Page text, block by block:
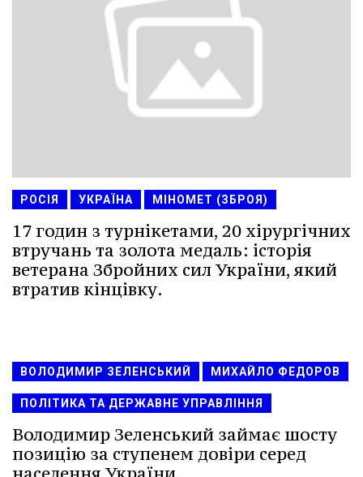
РОСІЯ УКРАЇНА МІНОМЕТ (ЗБРОЯ)
17 годин з турнікетами, 20 хірургічних
втручань та золота медаль: історія
ветерана Збройних сил України, який
втратив кінцівку.
ВОЛОДИМИР ЗЕЛЕНСЬКИЙ МИХАЙЛО ФЕДОРОВ
ПОЛІТИКА ТА ДЕРЖАВНЕ УПРАВЛІННЯ
Володимир Зеленський займає шосту
позицію за ступенем довіри серед